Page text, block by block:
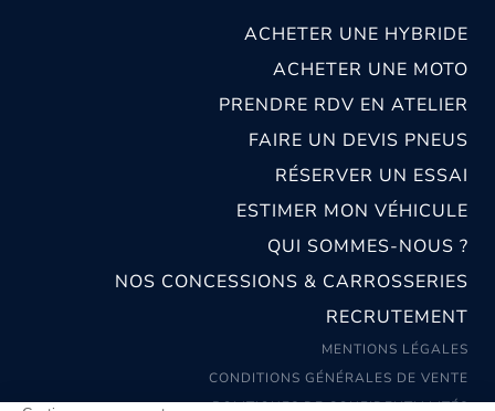
ACHETER UNE HYBRIDE
ACHETER UNE MOTO
PRENDRE RDV EN ATELIER
FAIRE UN DEVIS PNEUS
RÉSERVER UN ESSAI
ESTIMER MON VÉHICULE
QUI SOMMES-NOUS ?
NOS CONCESSIONS & CARROSSERIES
RECRUTEMENT
MENTIONS LÉGALES
CONDITIONS GÉNÉRALES DE VENTE
POLITIQUES DE CONFIDENTIALITÉS